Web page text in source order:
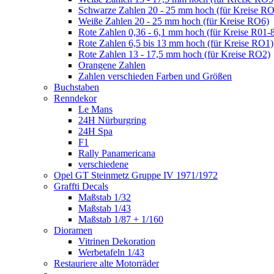
Schwarze Zahlen 20 - 25 mm hoch (für Kreise
Weiße Zahlen 20 - 25 mm hoch (für Kreise RO6)
Rote Zahlen 0,36 - 6,1 mm hoch (für Kreise R01-
Rote Zahlen 6,5 bis 13 mm hoch (für Kreise RO1)
Rote Zahlen 13 - 17,5 mm hoch (für Kreise RO2)
Orangene Zahlen
Zahlen verschieden Farben und Größen
Buchstaben
Renndekor
Le Mans
24H Nürburgring
24H Spa
F1
Rally Panamericana
verschiedene
Opel GT Steinmetz Gruppe IV 1971/1972
Graffti Decals
Maßstab 1/32
Maßstab 1/43
Maßstab 1/87 + 1/160
Dioramen
Vitrinen Dekoration
Werbetafeln 1/43
Restauriere alte Motorräder